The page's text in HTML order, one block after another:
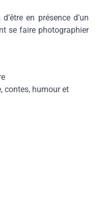
en présence d’un
se faire photographier
contes, humour et